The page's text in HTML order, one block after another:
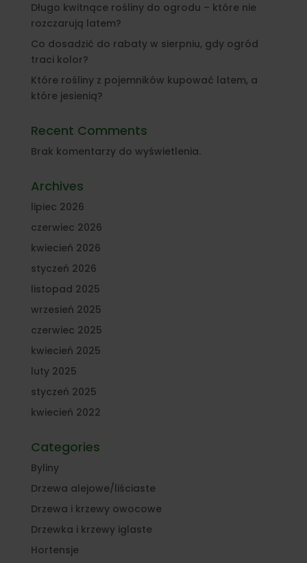
Długo kwitnące rośliny do ogrodu – które nie
rozczarują latem?
Co dosadzić do rabaty w sierpniu, gdy ogród
traci kolor?
Które rośliny z pojemników kupować latem, a
które jesienią?
Recent Comments
Brak komentarzy do wyświetlenia.
Archives
lipiec 2026
czerwiec 2026
kwiecień 2026
styczeń 2026
listopad 2025
wrzesień 2025
czerwiec 2025
kwiecień 2025
luty 2025
styczeń 2025
kwiecień 2022
Categories
Byliny
Drzewa alejowe/liściaste
Drzewa i krzewy owocowe
Drzewka i krzewy iglaste
Hortensje